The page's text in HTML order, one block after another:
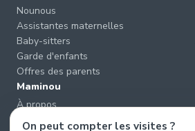
Nounous
Assistantes maternelles
Baby-sitters
Garde d'enfants
Offres des parents
Maminou
À propos
Nous contacter
On peut compter les visites ?